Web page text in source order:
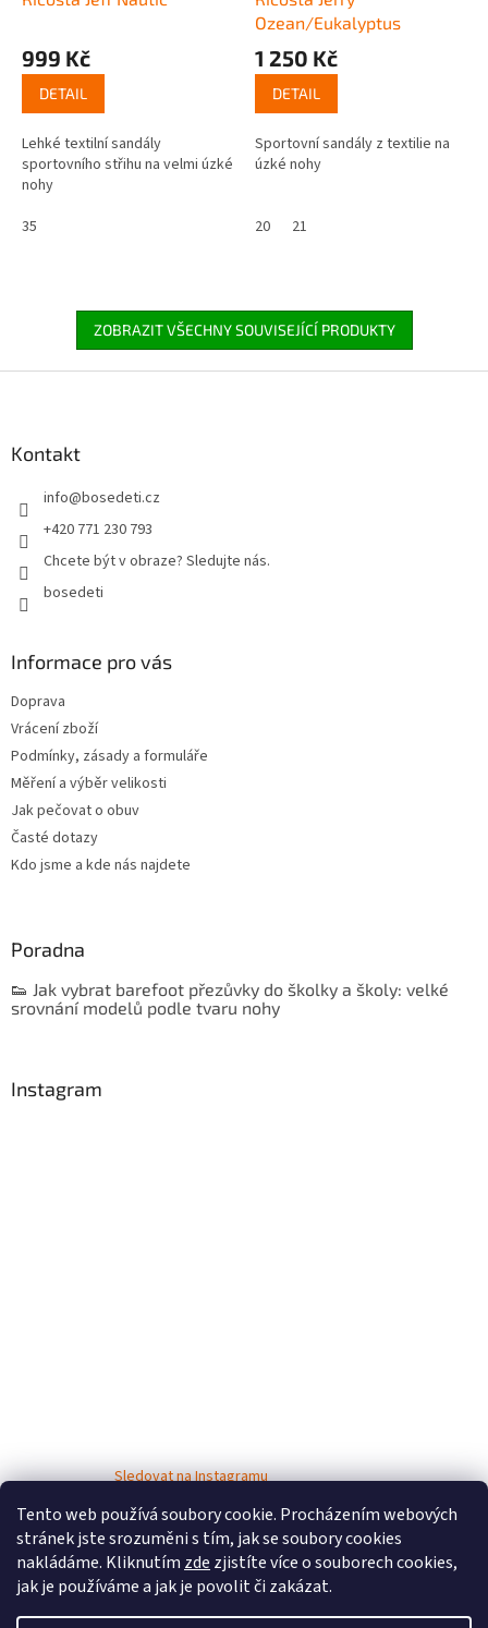
Tento web používá soubory cookie. Procházením webových
stránek jste srozuměni s tím, jak se soubory cookies
nakládáme. Kliknutím zde zjistíte více o souborech cookies,
jak je používáme a jak je povolit či zakázat.
999 Kč
DETAIL
Lehké textilní sandály
sportovního střihu na velmi úzké
nohy
35
Ozean/Eukalyptus
1 250 Kč
DETAIL
Sportovní sandály z textilie na
úzké nohy
20 21
ZOBRAZIT VŠECHNY SOUVISEJÍCÍ PRODUKTY
Kontakt
info@bosedeti.cz
+420 771 230 793
Chcete být v obraze? Sledujte nás.
bosedeti
Informace pro vás
Doprava
Vrácení zboží
Podmínky, zásady a formuláře
Měření a výběr velikosti
Jak pečovat o obuv
Časté dotazy
Kdo jsme a kde nás najdete
Poradna
👟 Jak vybrat barefoot přezůvky do školky a školy: velké
srovnání modelů podle tvaru nohy
Instagram
Sledovat na Instagramu